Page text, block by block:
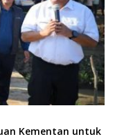
Kementan untuk